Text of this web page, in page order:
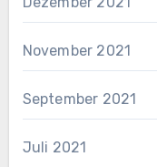
November 2021
September 2021
Juli 2021